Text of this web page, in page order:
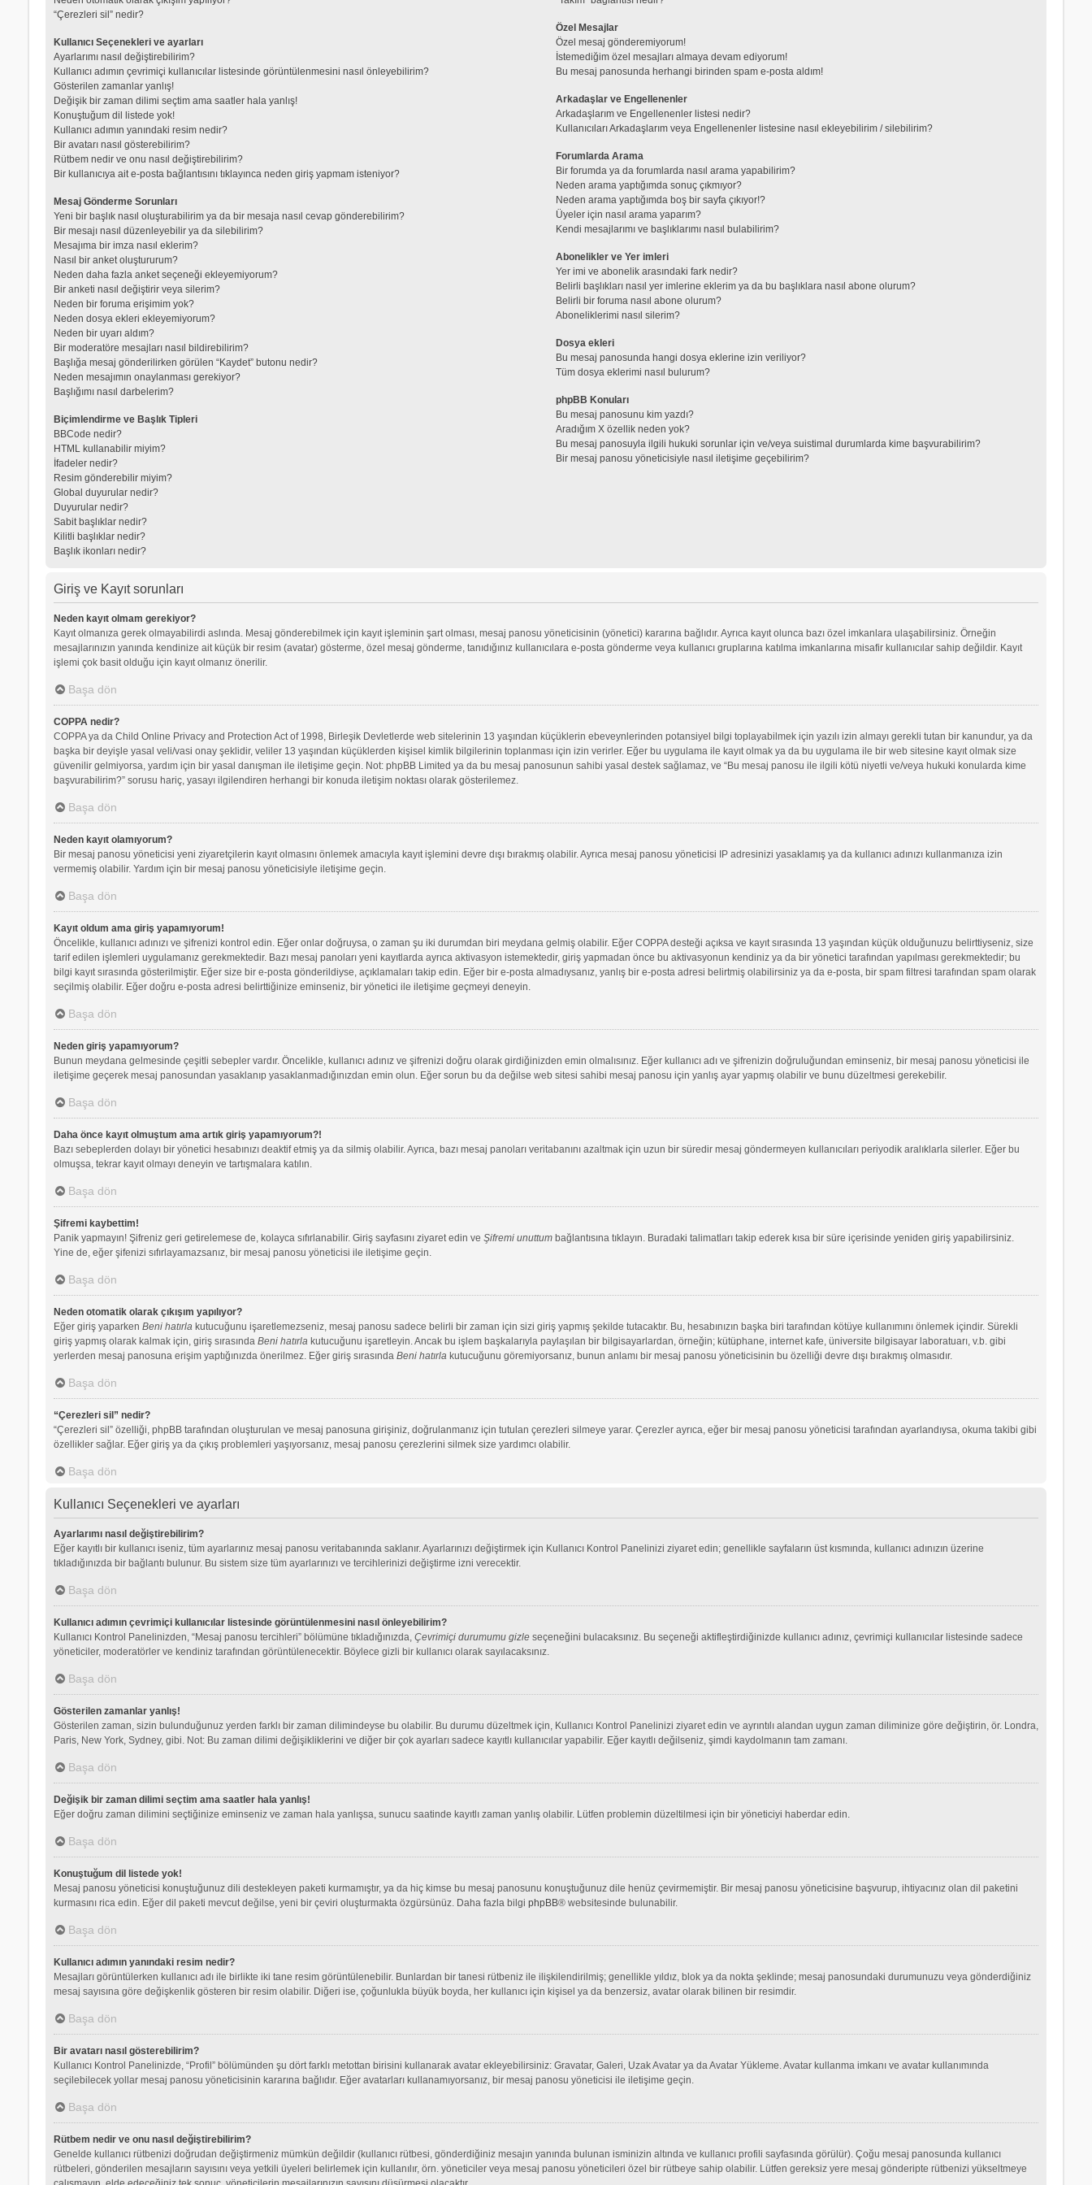
“Çerezleri sil” nedir?
Kullanıcı Seçenekleri ve ayarları
Ayarlarımı nasıl değiştirebilirim?
Kullanıcı adımın çevrimiçi kullanıcılar listesinde görüntülenmesini nasıl önleyebilirim?
Gösterilen zamanlar yanlış!
Değişik bir zaman dilimi seçtim ama saatler hala yanlış!
Konuştuğum dil listede yok!
Kullanıcı adımın yanındaki resim nedir?
Bir avatarı nasıl gösterebilirim?
Rütbem nedir ve onu nasıl değiştirebilirim?
Bir kullanıcıya ait e-posta bağlantısını tıklayınca neden giriş yapmam isteniyor?
Mesaj Gönderme Sorunları
Yeni bir başlık nasıl oluşturabilirim ya da bir mesaja nasıl cevap gönderebilirim?
Bir mesajı nasıl düzenleyebilir ya da silebilirim?
Mesajıma bir imza nasıl eklerim?
Nasıl bir anket oluştururum?
Neden daha fazla anket seçeneği ekleyemiyorum?
Bir anketi nasıl değiştirir veya silerim?
Neden bir foruma erişimim yok?
Neden dosya ekleri ekleyemiyorum?
Neden bir uyarı aldım?
Bir moderatöre mesajları nasıl bildirebilirim?
Başlığa mesaj gönderilirken görülen “Kaydet” butonu nedir?
Neden mesajımın onaylanması gerekiyor?
Başlığımı nasıl darbelerim?
Biçimlendirme ve Başlık Tipleri
BBCode nedir?
HTML kullanabilir miyim?
İfadeler nedir?
Resim gönderebilir miyim?
Global duyurular nedir?
Duyurular nedir?
Sabit başlıklar nedir?
Kilitli başlıklar nedir?
Başlık ikonları nedir?
Özel Mesajlar
Özel mesaj gönderemiyorum!
İstemediğim özel mesajları almaya devam ediyorum!
Bu mesaj panosunda herhangi birinden spam e-posta aldım!
Arkadaşlar ve Engellenenler
Arkadaşlarım ve Engellenenler listesi nedir?
Kullanıcıları Arkadaşlarım veya Engellenenler listesine nasıl ekleyebilirim / silebilirim?
Forumlarda Arama
Bir forumda ya da forumlarda nasıl arama yapabilirim?
Neden arama yaptığımda sonuç çıkmıyor?
Neden arama yaptığımda boş bir sayfa çıkıyor!?
Üyeler için nasıl arama yaparım?
Kendi mesajlarımı ve başlıklarımı nasıl bulabilirim?
Abonelikler ve Yer imleri
Yer imi ve abonelik arasındaki fark nedir?
Belirli başlıkları nasıl yer imlerine eklerim ya da bu başlıklara nasıl abone olurum?
Belirli bir foruma nasıl abone olurum?
Aboneliklerimi nasıl silerim?
Dosya ekleri
Bu mesaj panosunda hangi dosya eklerine izin veriliyor?
Tüm dosya eklerimi nasıl bulurum?
phpBB Konuları
Bu mesaj panosunu kim yazdı?
Aradığım X özellik neden yok?
Bu mesaj panosuyla ilgili hukuki sorunlar için ve/veya suistimal durumlarda kime başvurabilirim?
Bir mesaj panosu yöneticisiyle nasıl iletişime geçebilirim?
Giriş ve Kayıt sorunları
Neden kayıt olmam gerekiyor?
Kayıt olmanıza gerek olmayabilirdi aslında. Mesaj gönderebilmek için kayıt işleminin şart olması, mesaj panosu yöneticisinin (yönetici) kararına bağlıdır. Ayrıca kayıt olunca bazı özel imkanlara ulaşabilirsiniz. Örneğin
mesajlarınızın yanında kendinize ait küçük bir resim (avatar) gösterme, özel mesaj gönderme, tanıdığınız kullanıcılara e-posta gönderme veya kullanıcı gruplarına katılma imkanlarına misafir kullanıcılar sahip değildir. Kayıt
işlemi çok basit olduğu için kayıt olmanız önerilir.
Başa dön
COPPA nedir?
COPPA ya da Child Online Privacy and Protection Act of 1998, Birleşik Devletlerde web sitelerinin 13 yaşından küçüklerin ebeveynlerinden potansiyel bilgi toplayabilmek için yazılı izin almayı gerekli tutan bir kanundur, ya da
başka bir deyişle yasal veli/vasi onay şeklidir, veliler 13 yaşından küçüklerden kişisel kimlik bilgilerinin toplanması için izin verirler. Eğer bu uygulama ile kayıt olmak ya da bu uygulama ile bir web sitesine kayıt olmak size
güvenilir gelmiyorsa, yardım için bir yasal danışman ile iletişime geçin. Not: phpBB Limited ya da bu mesaj panosunun sahibi yasal destek sağlamaz, ve “Bu mesaj panosu ile ilgili kötü niyetli ve/veya hukuki konularda kime
başvurabilirim?” sorusu hariç, yasayı ilgilendiren herhangi bir konuda iletişim noktası olarak gösterilemez.
Başa dön
Neden kayıt olamıyorum?
Bir mesaj panosu yöneticisi yeni ziyaretçilerin kayıt olmasını önlemek amacıyla kayıt işlemini devre dışı bırakmış olabilir. Ayrıca mesaj panosu yöneticisi IP adresinizi yasaklamış ya da kullanıcı adınızı kullanmanıza izin
vermemiş olabilir. Yardım için bir mesaj panosu yöneticisiyle iletişime geçin.
Başa dön
Kayıt oldum ama giriş yapamıyorum!
Öncelikle, kullanıcı adınızı ve şifrenizi kontrol edin. Eğer onlar doğruysa, o zaman şu iki durumdan biri meydana gelmiş olabilir. Eğer COPPA desteği açıksa ve kayıt sırasında 13 yaşından küçük olduğunuzu belirttiyseniz, size
tarif edilen işlemleri uygulamanız gerekmektedir. Bazı mesaj panoları yeni kayıtlarda ayrıca aktivasyon istemektedir, giriş yapmadan önce bu aktivasyonun kendiniz ya da bir yönetici tarafından yapılması gerekmektedir; bu
bilgi kayıt sırasında gösterilmiştir. Eğer size bir e-posta gönderildiyse, açıklamaları takip edin. Eğer bir e-posta almadıysanız, yanlış bir e-posta adresi belirtmiş olabilirsiniz ya da e-posta, bir spam filtresi tarafından spam olarak
seçilmiş olabilir. Eğer doğru e-posta adresi belirttiğinize eminseniz, bir yönetici ile iletişime geçmeyi deneyin.
Başa dön
Neden giriş yapamıyorum?
Bunun meydana gelmesinde çeşitli sebepler vardır. Öncelikle, kullanıcı adınız ve şifrenizi doğru olarak girdiğinizden emin olmalısınız. Eğer kullanıcı adı ve şifrenizin doğruluğundan eminseniz, bir mesaj panosu yöneticisi ile
iletişime geçerek mesaj panosundan yasaklanıp yasaklanmadığınızdan emin olun. Eğer sorun bu da değilse web sitesi sahibi mesaj panosu için yanlış ayar yapmış olabilir ve bunu düzeltmesi gerekebilir.
Başa dön
Daha önce kayıt olmuştum ama artık giriş yapamıyorum?!
Bazı sebeplerden dolayı bir yönetici hesabınızı deaktif etmiş ya da silmiş olabilir. Ayrıca, bazı mesaj panoları veritabanını azaltmak için uzun bir süredir mesaj göndermeyen kullanıcıları periyodik aralıklarla silerler. Eğer bu
olmuşsa, tekrar kayıt olmayı deneyin ve tartışmalara katılın.
Başa dön
Şifremi kaybettim!
Panik yapmayın! Şifreniz geri getirelemese de, kolayca sıfırlanabilir. Giriş sayfasını ziyaret edin ve Şifremi unuttumbağlantısına tıklayın. Buradaki talimatları takip ederek kısa bir süre içerisinde yeniden giriş yapabilirsiniz.
Yine de, eğer şifenizi sıfırlayamazsanız, bir mesaj panosu yöneticisi ile iletişime geçin.
Başa dön
Neden otomatik olarak çıkışım yapılıyor?
Eğer giriş yaparken Beni hatırlakutucuğunu işaretlemezseniz, mesaj panosu sadece belirli bir zaman için sizi giriş yapmış şekilde tutacaktır. Bu, hesabınızın başka biri tarafından kötüye kullanımını önlemek içindir. Sürekli
giriş yapmış olarak kalmak için, giriş sırasında Beni hatırlakutucuğunu işaretleyin. Ancak bu işlem başkalarıyla paylaşılan bir bilgisayarlardan, örneğin; kütüphane, internet kafe, üniversite bilgisayar laboratuarı, v.b. gibi
yerlerden mesaj panosuna erişim yaptığınızda önerilmez. Eğer giriş sırasında Beni hatırlakutucuğunu göremiyorsanız, bunun anlamı bir mesaj panosu yöneticisinin bu özelliği devre dışı bırakmış olmasıdır.
Başa dön
“Çerezleri sil” nedir?
“Çerezleri sil” özelliği, phpBB tarafından oluşturulan ve mesaj panosuna girişiniz, doğrulanmanız için tutulan çerezleri silmeye yarar. Çerezler ayrıca, eğer bir mesaj panosu yöneticisi tarafından ayarlandıysa, okuma takibi gibi
özellikler sağlar. Eğer giriş ya da çıkış problemleri yaşıyorsanız, mesaj panosu çerezlerini silmek size yardımcı olabilir.
Başa dön
Kullanıcı Seçenekleri ve ayarları
Ayarlarımı nasıl değiştirebilirim?
Eğer kayıtlı bir kullanıcı iseniz, tüm ayarlarınız mesaj panosu veritabanında saklanır. Ayarlarınızı değiştirmek için Kullanıcı Kontrol Panelinizi ziyaret edin; genellikle sayfaların üst kısmında, kullanıcı adınızın üzerine
tıkladığınızda bir bağlantı bulunur. Bu sistem size tüm ayarlarınızı ve tercihlerinizi değiştirme izni verecektir.
Başa dön
Kullanıcı adımın çevrimiçi kullanıcılar listesinde görüntülenmesini nasıl önleyebilirim?
Kullanıcı Kontrol Panelinizden, “Mesaj panosu tercihleri” bölümüne tıkladığınızda, Çevrimiçi durumumu gizleseçeneğini bulacaksınız. Bu seçeneği aktifleştirdiğinizde kullanıcı adınız, çevrimiçi kullanıcılar listesinde sadece
yöneticiler, moderatörler ve kendiniz tarafından görüntülenecektir. Böylece gizli bir kullanıcı olarak sayılacaksınız.
Başa dön
Gösterilen zamanlar yanlış!
Gösterilen zaman, sizin bulunduğunuz yerden farklı bir zaman dilimindeyse bu olabilir. Bu durumu düzeltmek için, Kullanıcı Kontrol Panelinizi ziyaret edin ve ayrıntılı alandan uygun zaman diliminize göre değiştirin, ör. Londra,
Paris, New York, Sydney, gibi. Not: Bu zaman dilimi değişikliklerini ve diğer bir çok ayarları sadece kayıtlı kullanıcılar yapabilir. Eğer kayıtlı değilseniz, şimdi kaydolmanın tam zamanı.
Başa dön
Değişik bir zaman dilimi seçtim ama saatler hala yanlış!
Eğer doğru zaman dilimini seçtiğinize eminseniz ve zaman hala yanlışsa, sunucu saatinde kayıtlı zaman yanlış olabilir. Lütfen problemin düzeltilmesi için bir yöneticiyi haberdar edin.
Başa dön
Konuştuğum dil listede yok!
Mesaj panosu yöneticisi konuştuğunuz dili destekleyen paketi kurmamıştır, ya da hiç kimse bu mesaj panosunu konuştuğunuz dile henüz çevirmemiştir. Bir mesaj panosu yöneticisine başvurup, ihtiyacınız olan dil paketini
kurmasını rica edin. Eğer dil paketi mevcut değilse, yeni bir çeviri oluşturmakta özgürsünüz. Daha fazla bilgi phpBB® websitesinde bulunabilir.
Başa dön
Kullanıcı adımın yanındaki resim nedir?
Mesajları görüntülerken kullanıcı adı ile birlikte iki tane resim görüntülenebilir. Bunlardan bir tanesi rütbeniz ile ilişkilendirilmiş; genellikle yıldız, blok ya da nokta şeklinde; mesaj panosundaki durumunuzu veya gönderdiğiniz
mesaj sayısına göre değişkenlik gösteren bir resim olabilir. Diğeri ise, çoğunlukla büyük boyda, her kullanıcı için kişisel ya da benzersiz, avatar olarak bilinen bir resimdir.
Başa dön
Bir avatarı nasıl gösterebilirim?
Kullanıcı Kontrol Panelinizde, “Profil” bölümünden şu dört farklı metottan birisini kullanarak avatar ekleyebilirsiniz: Gravatar, Galeri, Uzak Avatar ya da Avatar Yükleme. Avatar kullanma imkanı ve avatar kullanımında
seçilebilecek yollar mesaj panosu yöneticisinin kararına bağlıdır. Eğer avatarları kullanamıyorsanız, bir mesaj panosu yöneticisi ile iletişime geçin.
Başa dön
Rütbem nedir ve onu nasıl değiştirebilirim?
Genelde kullanıcı rütbenizi doğrudan değiştirmeniz mümkün değildir (kullanıcı rütbesi, gönderdiğiniz mesajın yanında bulunan isminizin altında ve kullanıcı profili sayfasında görülür). Çoğu mesaj panosunda kullanıcı
rütbeleri, gönderilen mesajların sayısını veya yetkili üyeleri belirlemek için kullanılır, örn. yöneticiler veya mesaj panosu yöneticileri özel bir rütbeye sahip olabilir. Lütfen gereksiz yere mesaj gönderipte rütbenizi yükseltmeye